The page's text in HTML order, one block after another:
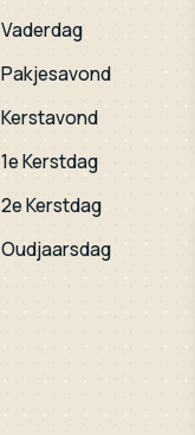
Vaderdag
Pakjesavond
Kerstavond
1e Kerstdag
2e Kerstdag
Oudjaarsdag